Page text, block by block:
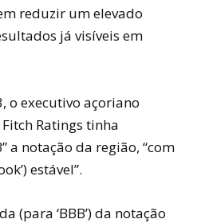
reduzir um elevado
já visíveis em
o executivo açoriano
Ratings tinha
a notação da região, “com
estável”.
(para ‘BBB’) da notação